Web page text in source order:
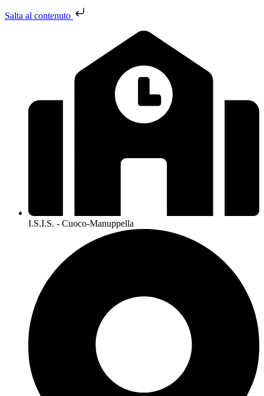
Salta al contenuto
I.S.I.S. - Cuoco-Manuppella